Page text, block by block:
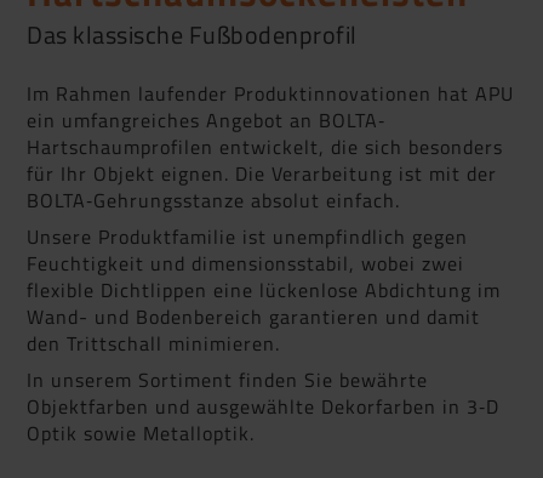
Das klassische Fußbodenprofil
Im Rahmen laufender Produktinnovationen hat APU
ein umfangreiches Angebot an BOLTA‐
Hartschaumprofilen entwickelt, die sich besonders
für Ihr Objekt eignen. Die Verarbeitung ist mit der
BOLTA‐Gehrungsstanze absolut einfach.
Unsere Produktfamilie ist unempfindlich gegen
Feuchtigkeit und dimensionsstabil, wobei zwei
flexible Dichtlippen eine lückenlose Abdichtung im
Wand- und Bodenbereich garantieren und damit
den Trittschall minimieren.
In unserem Sortiment finden Sie bewährte
Objektfarben und ausgewählte Dekorfarben in 3‐D
Optik sowie Metalloptik.